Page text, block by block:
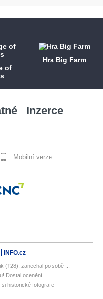
of
Hra Big Farm
Inzerce
Mobilní verze
INFO.cz
(†28), zanechal po sobě ...
Dostal ocenění
historické fotografie